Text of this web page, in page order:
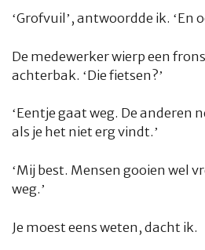
AUTEURS
‘Grofvuil’, antwoordde ik. ‘En
De medewerker wierp een
achterbak. ‘Die fietsen?’
‘Eentje gaat weg. De anderen
als je het niet erg vindt.’
‘Mij best. Mensen gooien wel
weg.’
Je moest eens weten, dacht ik.